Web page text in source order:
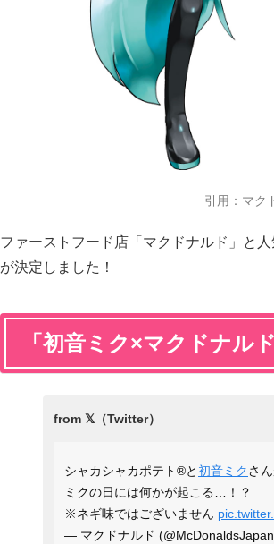
引用：マク
ファーストフード店「マクドナルド」と
が決定しました！
「初音ミク×マクドナル
シャカシャカポテト®と初音ミクさ
ミクの日には何かが起こる…！？
※ネギ味ではございません
— マクドナルド